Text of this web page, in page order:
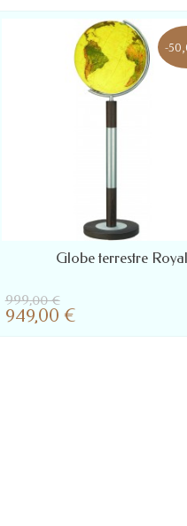
-
LIVRÉ SOUS 10 À 45 JOURS :
CONTACTER POUR DÉLAI PRÉCIS
Globe terrestre
999,00 €
949,00 €